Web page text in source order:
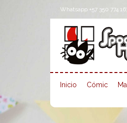
Whatsapp +57 350 774
Inicio Cómic